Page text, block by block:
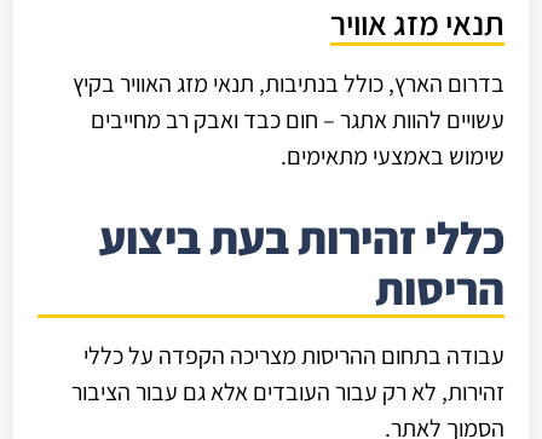
תנאי מזג אוויר
בדרום הארץ, כולל בנתיבות, תנאי מזג האוויר בקיץ
עשויים להוות אתגר – חום כבד ואבק רב מחייבים
שימוש באמצעי מתאימים.
כללי זהירות בעת ביצוע
הריסות
עבודה בתחום ההריסות מצריכה הקפדה על כללי
זהירות, לא רק עבור העובדים אלא גם עבור הציבור
הסמוך לאתר.